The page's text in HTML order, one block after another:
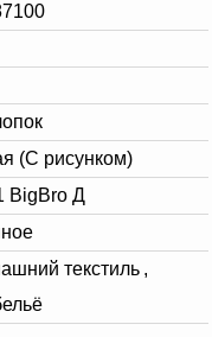
(С рисунком)
BigBro Д
текстиль ,